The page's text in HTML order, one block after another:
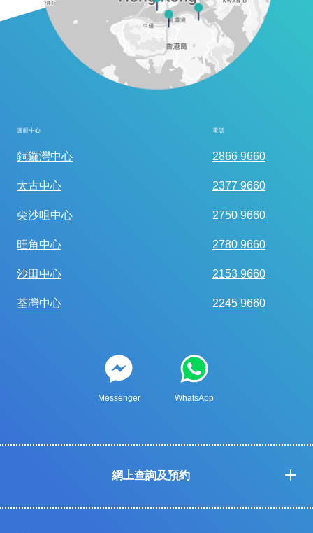
護眼中心 電話
銅鑼灣中心 2866 9660
太古中心 2377 9660
尖沙咀中心 2750 9660
旺角中心 2780 9660
沙田中心 2153 9660
荃灣中心 2245 9660
Messenger WhatsApp
網上查詢及預約